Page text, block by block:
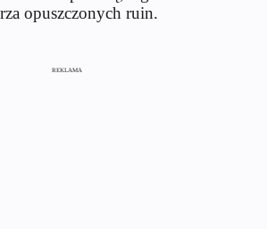
opuszczonych ruin.
REKLAMA